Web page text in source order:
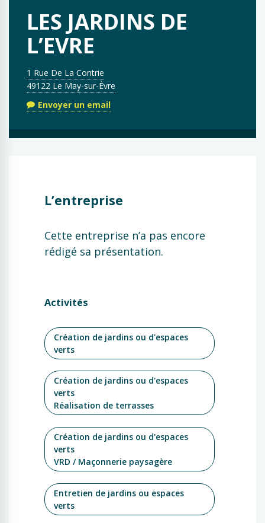
LES JARDINS DE
L’EVRE
1 Rue De La Contrie
49122 Le May-sur-Èvre
Envoyer un email
L’entreprise
Cette entreprise n’a pas encore
rédigé sa présentation.
Activités
Création de jardins ou d'espaces
verts
Création de jardins ou d'espaces
verts
Réalisation de terrasses
Création de jardins ou d'espaces
verts
VRD / Maçonnerie paysagère
Entretien de jardins ou espaces
verts